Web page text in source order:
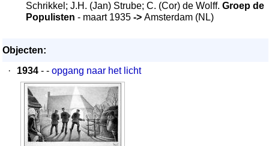
Schrikkel; J.H. (Jan) Strube; C. (Cor) de Wolff. Groep de
Populisten - maart 1935 -> Amsterdam (NL)
Objecten:
·
1934 - - opgang naar het licht